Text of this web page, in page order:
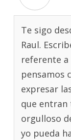
Te sigo
Raul.
referente a
pensamos
expresar
que entran
orgulloso
yo pueda